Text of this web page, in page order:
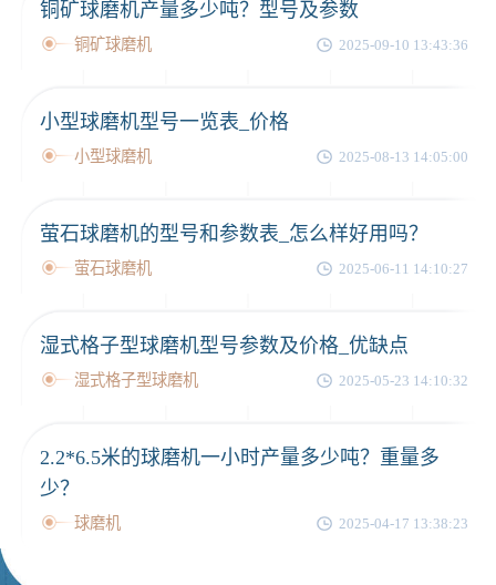
铜矿球磨机产量多少吨？型号及参数
铜矿球磨机 2025-09-10 13:43:36
小型球磨机型号一览表_价格
小型球磨机 2025-08-13 14:05:00
萤石球磨机的型号和参数表_怎么样好用吗？
萤石球磨机 2025-06-11 14:10:27
湿式格子型球磨机型号参数及价格_优缺点
湿式格子型球磨机 2025-05-23 14:10:32
2.2*6.5米的球磨机一小时产量多少吨？重量多
少？
球磨机 2025-04-17 13:38:23